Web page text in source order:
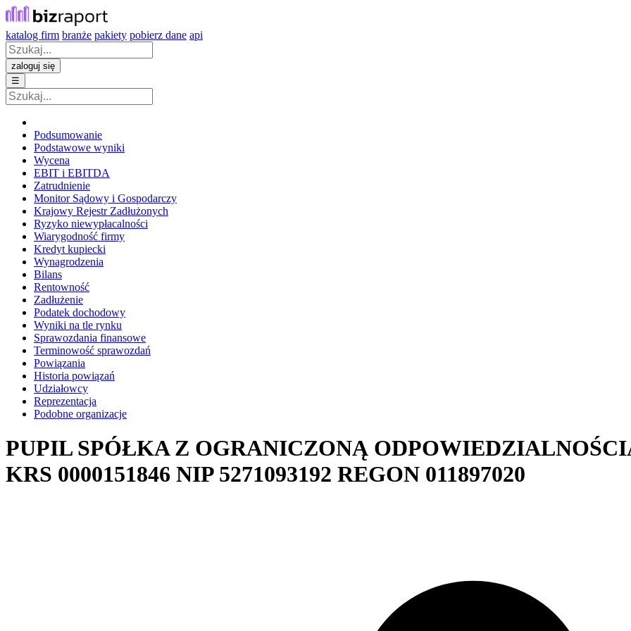
katalog firm branże pakiety pobierz dane api
zaloguj się
☰
Podsumowanie
Podstawowe wyniki
Wycena
EBIT i EBITDA
Zatrudnienie
Monitor Sądowy i Gospodarczy
Krajowy Rejestr Zadłużonych
Ryzyko niewypłacalności
Wiarygodność firmy
Kredyt kupiecki
Wynagrodzenia
Bilans
Rentowność
Zadłużenie
Podatek dochodowy
Wyniki na tle rynku
Sprawozdania finansowe
Terminowość sprawozdań
Powiązania
Historia powiązań
Udziałowcy
Reprezentacja
Podobne organizacje
PUPIL SPÓŁKA Z OGRANICZONĄ
KRS 0000151846 NIP 5271093192 REGON 011897020